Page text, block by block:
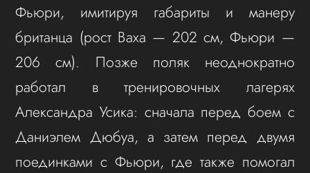
Фьюри, имитируя габариты и манеру
британца (рост Ваха — 202 см, Фьюри —
206 см). Позже поляк неоднократно
работал в тренировочных лагерях
Александра Усика: сначала перед боем с
Даниэлем Дюбуа, а затем перед двумя
поединками с Фьюри, где также помогал